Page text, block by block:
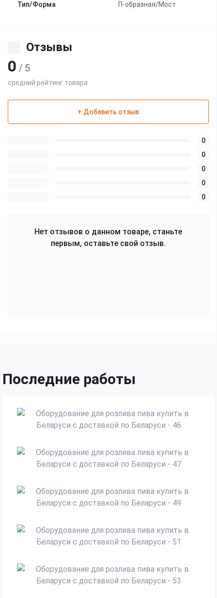
Тип/Форма П-образная/Мост
Отзывы
0 / 5
средний рейтинг товара
+ Добавить отзыв
0
0
0
0
0
Нет отзывов о данном товаре, станьте
первым, оставьте свой отзыв.
Последние работы